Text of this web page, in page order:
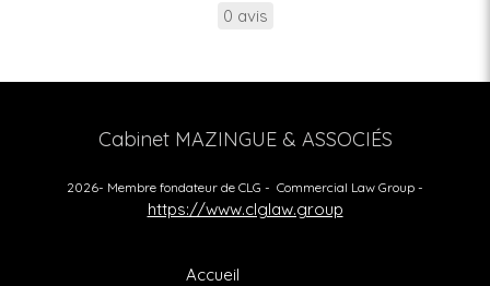
0 avis
Cabinet MAZINGUE & ASSOCIÉS
2026- Membre fondateur de CLG - Commercial Law Group -
https://www.clglaw.group
Accueil